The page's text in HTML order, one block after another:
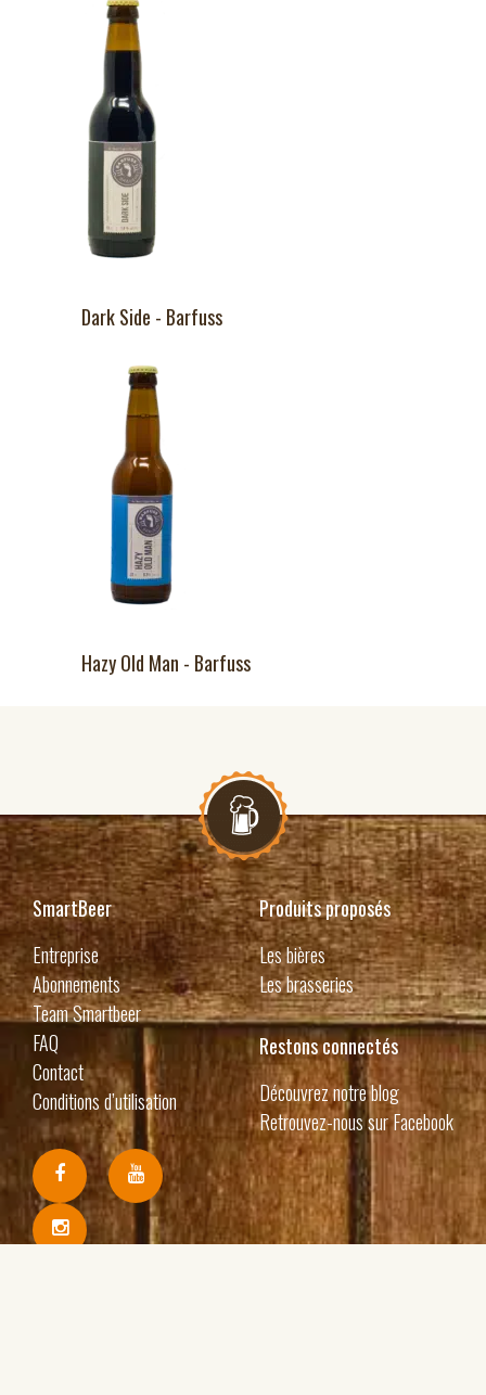
Dark Side - Barfuss
Hazy Old Man - Barfuss
SmartBeer
Entreprise
Abonnements
Team Smartbeer
FAQ
Contact
Conditions d’utilisation
Produits proposés
Les bières
Les brasseries
Restons connectés
Découvrez notre blog
Retrouvez-nous sur Facebook